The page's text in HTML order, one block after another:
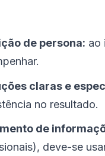
de persona: ao
claras e
no resultado.
de
deve-se